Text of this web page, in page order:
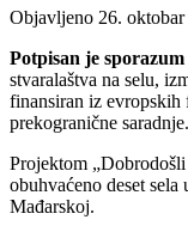
Objavljeno 26.
Potpisan je
stvaralaštva na selu,
finansiran iz
prekogranične saradnje.
Projektom
obuhvaćeno deset
Mađarskoj.